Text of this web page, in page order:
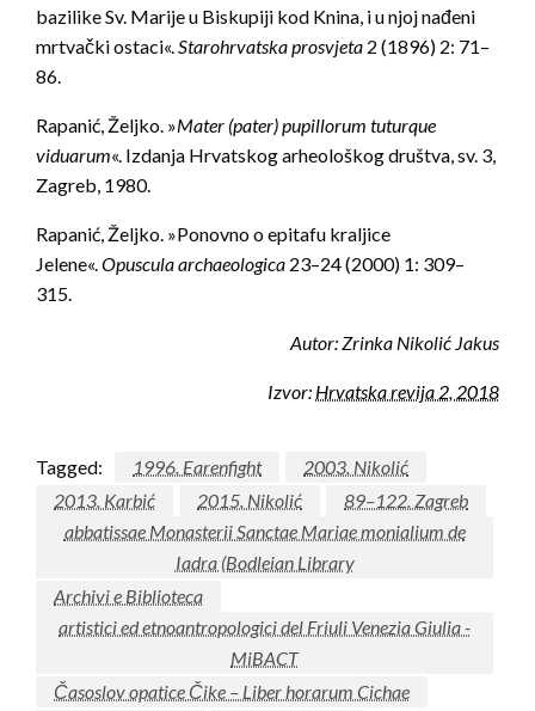
bazilike Sv. Marije u Biskupiji kod Knina, i u njoj nađeni
mrtvački ostaci«.Starohrvatska prosvjeta 2 (1896) 2: 71–
86.
Rapanić, Željko. »Mater (pater) pupillorum tuturque
viduarum«. Izdanja Hrvatskog arheološkog društva, sv. 3,
Zagreb, 1980.
Rapanić, Željko. »Ponovno o epitafu kraljice
Jelene«.Opuscula archaeologica 23–24 (2000) 1: 309–
315.
Autor: Zrinka Nikolić Jakus
Izvor: Hrvatska revija 2, 2018
Tagged: 1996. Earenfight
2003. Nikolić
2013. Karbić
2015. Nikolić
89–122. Zagreb
abbatissae Monasterii Sanctae Mariae monialium de
Iadra (Bodleian Library
Archivi e Biblioteca
artistici ed etnoantropologici del Friuli Venezia Giulia -
MiBACT
Časoslov opatice Čike – Liber horarum Cichae